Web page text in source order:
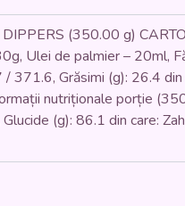
(350.00 g)
Ulei de palmier – 20ml,
Grăsimi (g): 26.4
nutriționale porție
(g): 86.1 din care: